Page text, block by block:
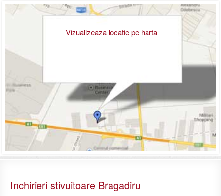
Vizualizeaza locatie pe harta
Inchirieri stivuitoare Bragadiru